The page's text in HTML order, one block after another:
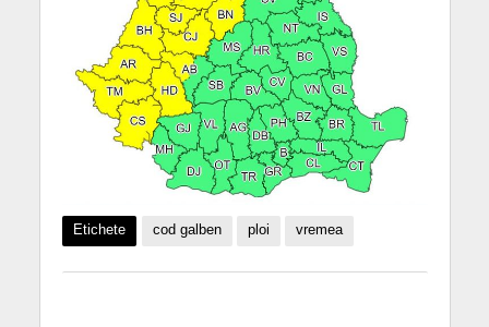
Etichete cod galben ploi vremea